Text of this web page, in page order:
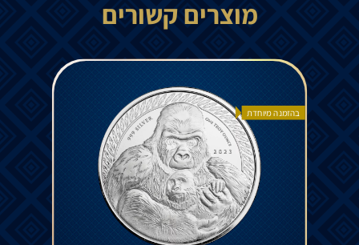
מוצרים קשורים
בהזמנה מיוחדת